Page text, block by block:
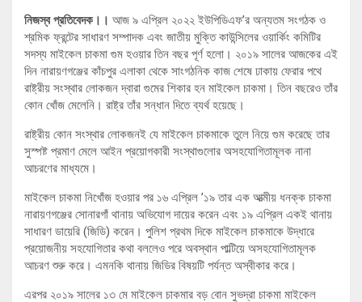
নিজস্ব প্রতিবেদক।। আজ ৯ এপ্রিল ২০২২ ইউপিডিএফ’র অন্যতম সংগঠক ও
শ্রমিক ফ্রন্টের সাধারণ সম্পাদক এবং জাতীয় মুক্তি কাউন্সিলের ওয়ার্কিং কমিটির
সদস্য মাইকেল চাকমা গুম হওয়ার তিন বছর পূর্ণ হলো। ২০১৯ সালের আজকের এই
দিন নারায়ণগঞ্জের কাঁচপুর এলাকা থেকে সাংগঠনিক কাজ শেষে ঢাকায় ফেরার পথে
রাষ্ট্রীয় সংস্থার লোকজন দ্বারা গুমের শিকার হন মাইকেল চাকমা। তিন বছরেও তাঁর
কোন খোঁজ মেলেনি। রাষ্ট্র তাঁর সন্ধান দিতে ব্যর্থ হয়েছে।
রাষ্ট্রীয় কোন সংস্থার লোকজনই যে মাইকেল চাকমাকে তুলে নিয়ে গুম করেছে তার
সুস্পষ্ট প্রমাণ মেলে আইন প্রয়োগকারী সংস্থাগুলোর অসহযোগিতামূলক নানা
আচরণের মাধ্যমে।
মাইকেল চাকমা নিখোঁজ হওয়ার পর ১৬ এপ্রিল ’১৯ তার এক আত্মীয় ধনক্ক চাকমা
নারায়ণগঞ্জের সোনারগাঁ থানায় অভিযোগ দায়ের করেন এবং ১৯ এপ্রিল একই থানায়
সাধারণ ডায়েরি (জিডি) করেন। পুলিশ প্রথম দিকে মাইকেল চাকমাকে উদ্ধারে
প্রয়োজনীয় সহযোগিতার কথা বললেও পরে অবস্থান পাল্টিয়ে অসহযোগিতামূলক
আচরণ শুরু করে। এমনকি থানায় জিডির বিষয়টি পর্যন্ত অস্বীকার করে।
এরপর ২০১৯ সালের ১৩ মে মাইকেল চাকমার বড় বোন সুভদ্রা চাকমা মাইকেল